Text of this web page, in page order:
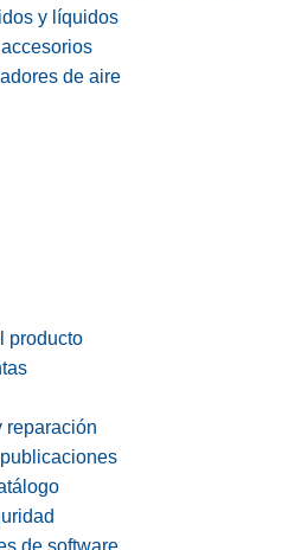
y líquidos
de aire
producto
reparación